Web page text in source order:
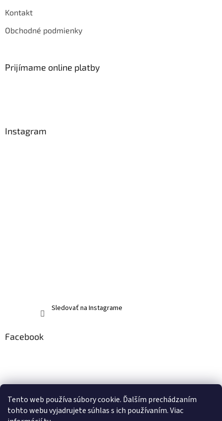
Tento web používa súbory cookie. Ďalším prechádzaním
tohto webu vyjadrujete súhlas s ich používaním. Viac
Kontakt
Obchodné podmienky
Prijímame online platby
Instagram
Sledovať na Instagrame
Facebook